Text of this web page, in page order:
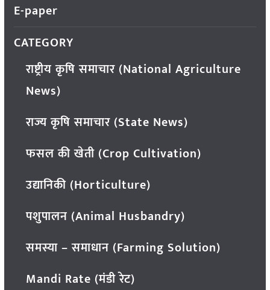
E-paper
CATEGORY
राष्ट्रीय कृषि समाचार (National Agriculture
News)
राज्य कृषि समाचार (State News)
फसल की खेती (Crop Cultivation)
उद्यानिकी (Horticulture)
पशुपालन (Animal Husbandry)
समस्या – समाधान (Farming Solution)
Mandi Rate (मंडी रेट)